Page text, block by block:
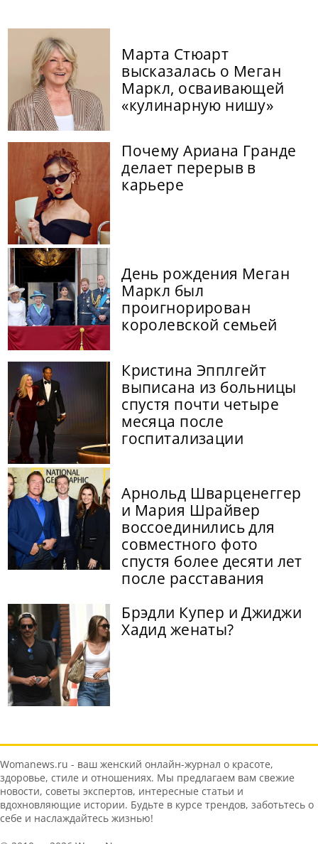
Марта Стюарт
высказалась о Меган
Маркл, осваивающей
«кулинарную нишу»
Почему Ариана Гранде
делает перерыв в
карьере
День рождения Меган
Маркл был
проигнорирован
королевской семьей
Кристина Эпплгейт
выписана из больницы
спустя почти четыре
месяца после
госпитализации
Арнольд Шварценеггер
и Мария Шрайвер
воссоединились для
совместного фото
спустя более десяти лет
после расставания
Брэдли Купер и Джиджи
Хадид женаты?
Womanews.ru - ваш женский онлайн-журнал о красоте,
здоровье, стиле и отношениях. Мы предлагаем вам свежие
новости, советы экспертов, интересные статьи и
вдохновляющие истории. Будьте в курсе трендов, заботьтесь о
себе и наслаждайтесь жизнью!